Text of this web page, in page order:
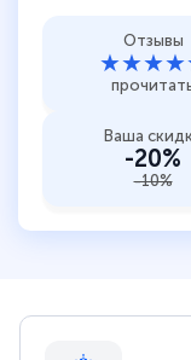
Отзывы
Ваша
-20%
-10%